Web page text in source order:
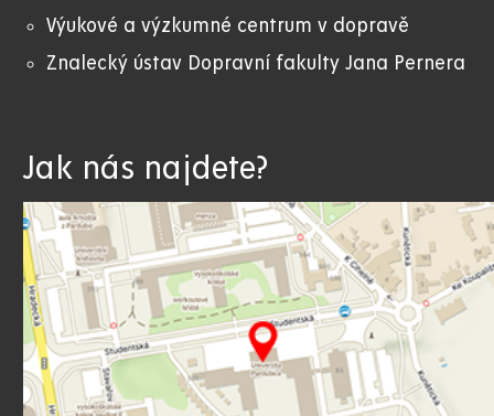
Výukové a výzkumné centrum v dopravě
Znalecký ústav Dopravní fakulty Jana Pernera
Jak nás najdete?